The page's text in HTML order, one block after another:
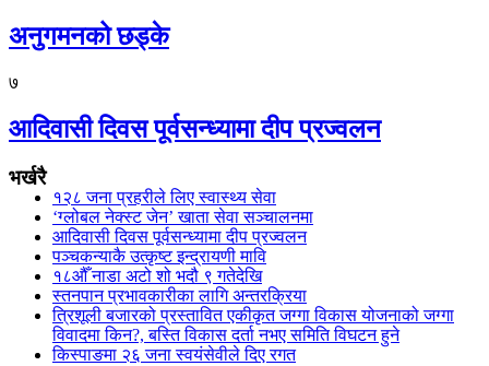
अनुगमनको छड्के
७
आदिवासी दिवस पूर्वसन्ध्यामा दीप प्रज्वलन
भर्खरै
१२८ जना प्रहरीले लिए स्वास्थ्य सेवा
‘ग्लोबल नेक्स्ट जेन’ खाता सेवा सञ्चालनमा
आदिवासी दिवस पूर्वसन्ध्यामा दीप प्रज्वलन
पञ्चकन्याकै उत्कृष्ट इन्द्रायणी मावि
१८औँ नाडा अटो शो भदौ ९ गतेदेखि
स्तनपान प्रभावकारीका लागि अन्तरक्रिया
त्रिशूली बजारको प्रस्तावित एकीकृत जग्गा विकास योजनाको जग्गा
विवादमा किन?, बस्ति विकास दर्ता नभए समिति विघटन हुने
किस्पाङमा २६ जना स्वयंसेवीले दिए रगत